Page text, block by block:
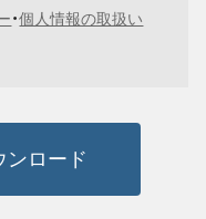
・個人情報の取扱い
ンロード